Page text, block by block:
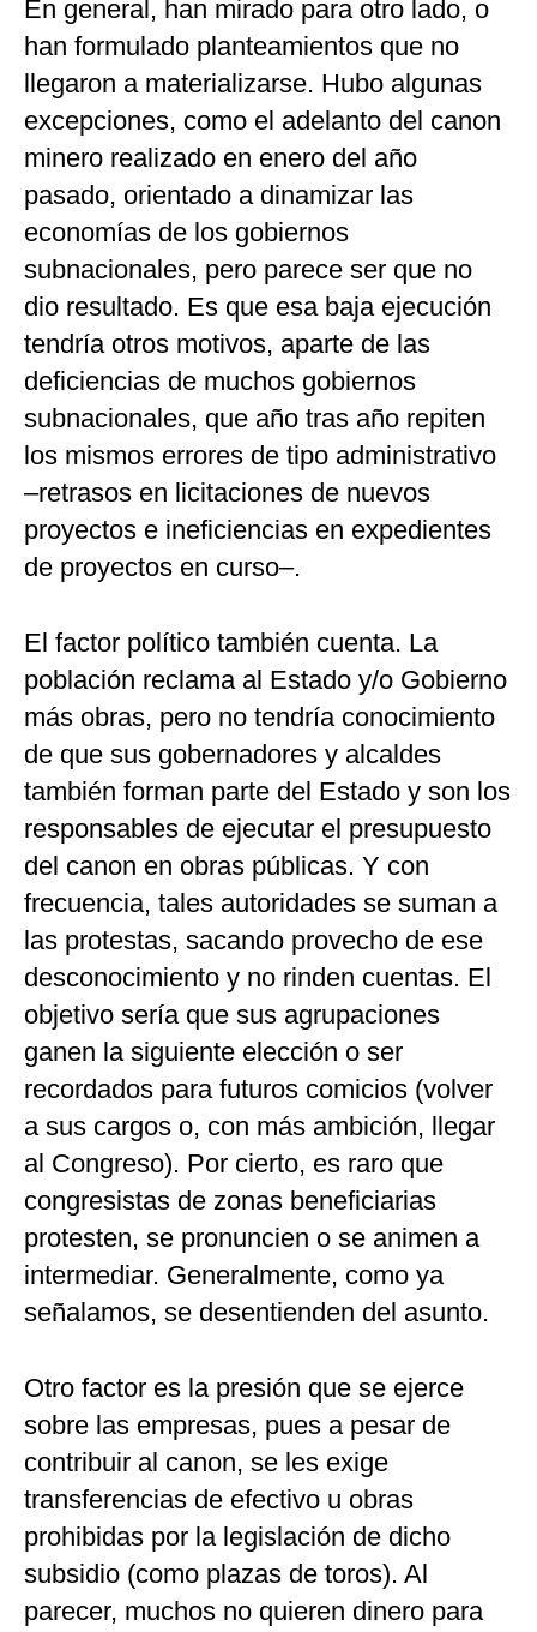
En general, han mirado para otro lado, o
han formulado planteamientos que no
llegaron a materializarse. Hubo algunas
excepciones, como el adelanto del canon
minero realizado en enero del año
pasado, orientado a dinamizar las
economías de los gobiernos
subnacionales, pero parece ser que no
dio resultado. Es que esa baja ejecución
tendría otros motivos, aparte de las
deficiencias de muchos gobiernos
subnacionales, que año tras año repiten
los mismos errores de tipo administrativo
–retrasos en licitaciones de nuevos
proyectos e ineficiencias en expedientes
de proyectos en curso–.
El factor político también cuenta. La
población reclama al Estado y/o Gobierno
más obras, pero no tendría conocimiento
de que sus gobernadores y alcaldes
también forman parte del Estado y son los
responsables de ejecutar el presupuesto
del canon en obras públicas. Y con
frecuencia, tales autoridades se suman a
las protestas, sacando provecho de ese
desconocimiento y no rinden cuentas. El
objetivo sería que sus agrupaciones
ganen la siguiente elección o ser
recordados para futuros comicios (volver
a sus cargos o, con más ambición, llegar
al Congreso). Por cierto, es raro que
congresistas de zonas beneficiarias
protesten, se pronuncien o se animen a
intermediar. Generalmente, como ya
señalamos, se desentienden del asunto.
Otro factor es la presión que se ejerce
sobre las empresas, pues a pesar de
contribuir al canon, se les exige
transferencias de efectivo u obras
prohibidas por la legislación de dicho
subsidio (como plazas de toros). Al
parecer, muchos no quieren dinero para